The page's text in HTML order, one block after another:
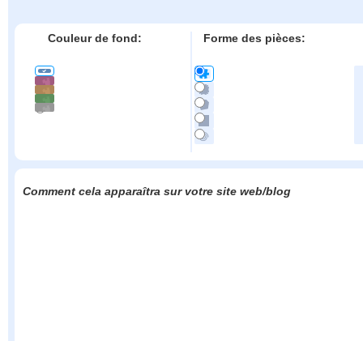
Couleur de fond: Forme des pièces:
Comment cela apparaîtra sur votre site web/blog